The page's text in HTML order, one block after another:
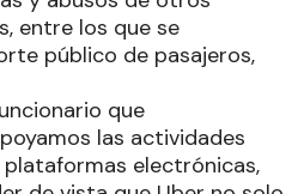
entre los que se
público de pasajeros,
que
las actividades
electrónicas,